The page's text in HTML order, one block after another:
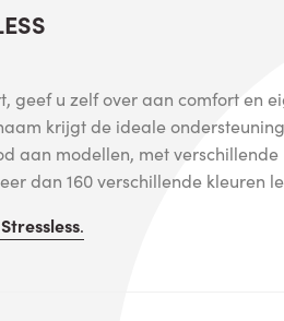
geef u zelf over aan comfort en
krijgt de ideale
aan modellen, met verschillende
dan 160 verschillende kleuren
Stressless.